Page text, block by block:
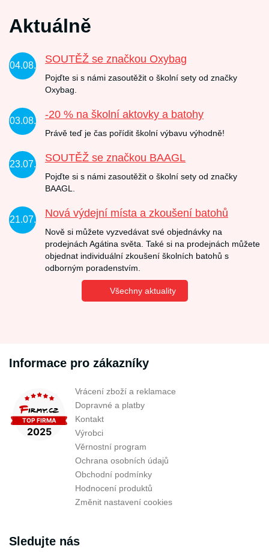
Aktuálně
04.08.
SOUTĚŽ se značkou Oxybag
Pojďte si s námi zasoutěžit o školní sety od značky
Oxybag.
03.08.
-20 % na školní aktovky a batohy
Právě teď je čas pořídit školní výbavu výhodně!
23.07.
SOUTĚŽ se značkou BAAGL
Pojďte si s námi zasoutěžit o školní sety od značky
BAAGL.
21.07.
Nová výdejní místa a zkoušení batohů
Nově si můžete vyzvedávat své objednávky na
prodejnách Agátina světa. Také si na prodejnách můžete
objednat individuální zkoušení školních batohů s
odborným poradenstvím.
Všechny aktuality
Informace pro zákazníky
Vrácení zboží a reklamace
Dopravné a platby
Kontakt
Výrobci
Věrnostní program
Ochrana osobních údajů
Obchodní podmínky
Hodnocení produktů
Změnit nastavení cookies
Sledujte nás